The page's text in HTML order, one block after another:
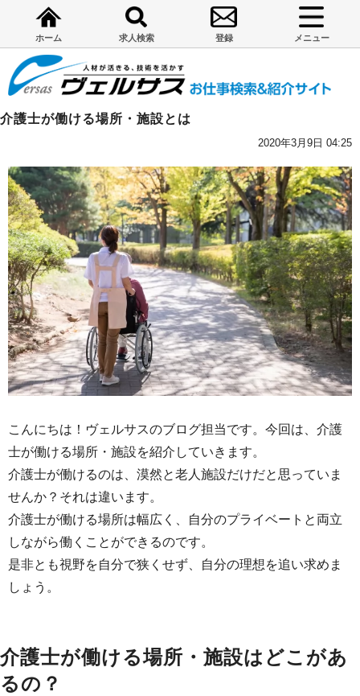
ホーム 求人検索 登録 メニュー
介護士が働ける場所・施設とは
2020年3月9日 04:25
こんにちは！ヴェルサスのブログ担当です。今回は、介護
士が働ける場所・施設を紹介していきます。
介護士が働けるのは、漠然と老人施設だけだと思っていま
せんか？それは違います。
介護士が働ける場所は幅広く、自分のプライベートと両立
しながら働くことができるのです。
是非とも視野を自分で狭くせず、自分の理想を追い求めま
しょう。
介護士が働ける場所・施設はどこがあ
るの？